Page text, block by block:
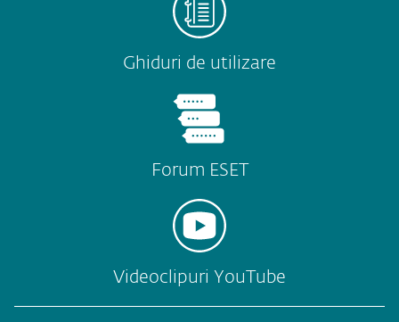
Ghiduri de utilizare
Forum ESET
Videoclipuri YouTube